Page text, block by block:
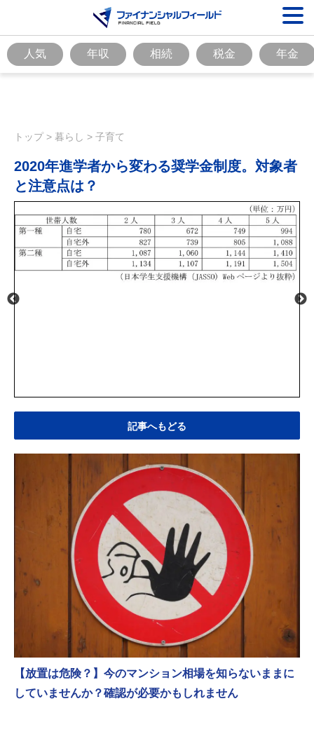
人気 年収 相続 税金 年金
トップ> 暮らし > 子育て
2020年進学者から変わる奨学金制度。対象者
と注意点は？
記事へもどる
【放置は危険？】今のマンション相場を知らないままに
していませんか？確認が必要かもしれません